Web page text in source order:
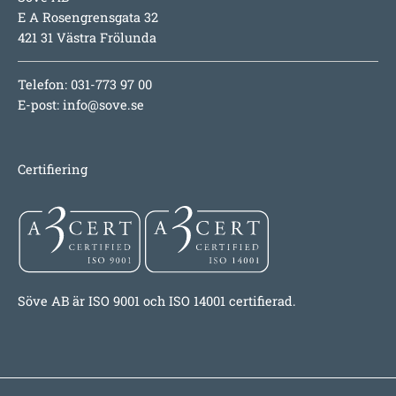
E A Rosengrensgata 32
421 31 Västra Frölunda
Telefon: 031-773 97 00
E-post: info@sove.se
Certifiering
Söve AB är ISO 9001 och ISO 14001 certifierad.